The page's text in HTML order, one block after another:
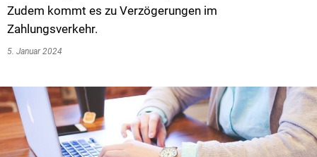
Zudem kommt es zu Verzögerungen im
Zahlungsverkehr.
5. Januar 2024